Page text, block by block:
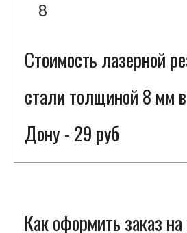
8
Стоимость лазерной
стали толщиной 8 мм
Дону - 29 руб
Как оформить заказ